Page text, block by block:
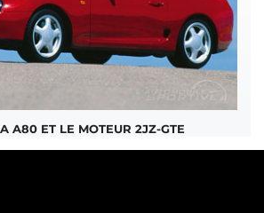
A80 ET LE MOTEUR 2JZ-GTE